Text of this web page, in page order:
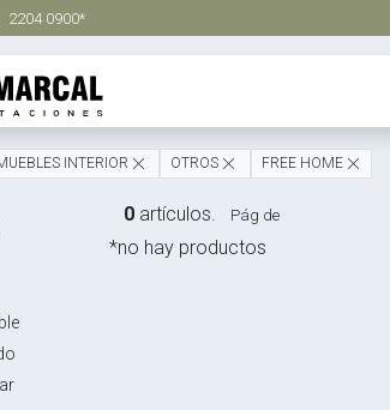
2204 0900*
INTERIOR OTROS FREE HOME
*no hay productos
0artículos. Pág de